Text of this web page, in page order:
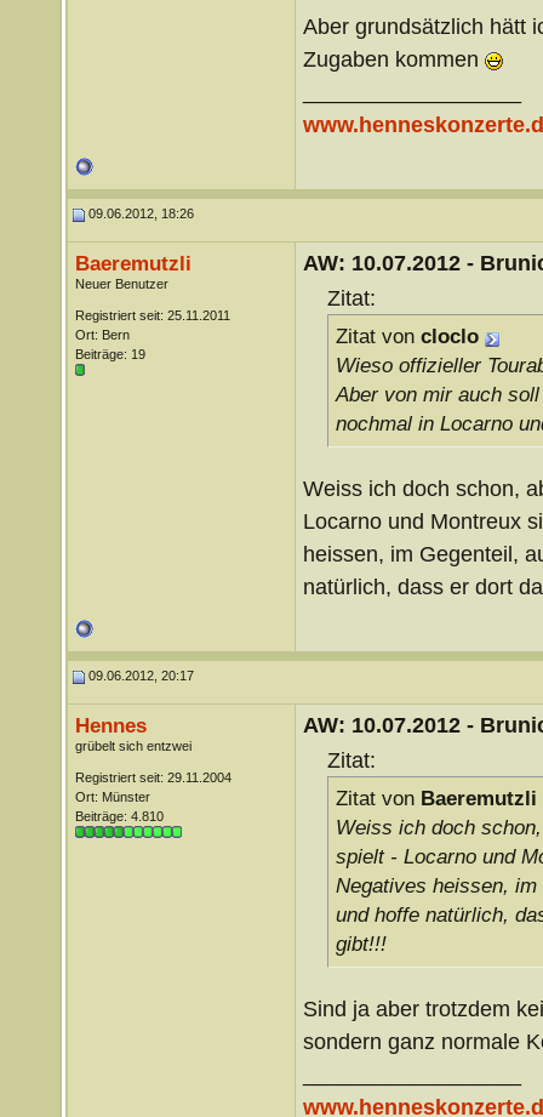
Aber grundsätzlich hätt
Zugaben kommen
09.06.2012, 18:26
Baeremutzli
Neuer Benutzer
Registriert seit: 25.11.2011
Ort: Bern
Beiträge: 19
AW: 10.07.2012 -
Zitat:
Zitat von cloclo
Wieso offizieller
Aber von mir auch
nochmal in Locarno
Weiss ich doch schon,
Locarno und Montreux
heissen, im Gegenteil,
natürlich, dass er dort
09.06.2012, 20:17
Hennes
grübelt sich entzwei
Registriert seit: 29.11.2004
Ort: Münster
Beiträge: 4.810
AW: 10.07.2012 -
Zitat:
Zitat von Baeremutzli
Weiss ich doch
spielt - Locarno und
Negatives heissen,
und hoffe natürlich,
gibt!!!
Sind ja aber trotzdem
sondern ganz normale